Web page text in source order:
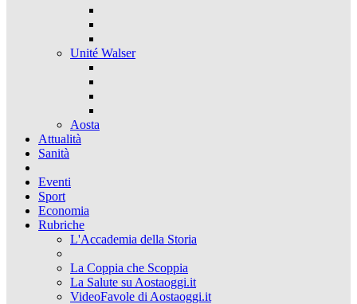
Unité Walser
Aosta
Attualità
Sanità
Eventi
Sport
Economia
Rubriche
L'Accademia della Storia
La Coppia che Scoppia
La Salute su Aostaoggi.it
VideoFavole di Aostaoggi.it